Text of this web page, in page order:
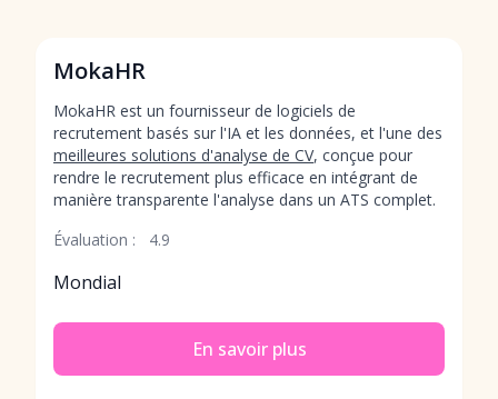
MokaHR
MokaHR est un fournisseur de logiciels de
recrutement basés sur l'IA et les données, et l'une des
meilleures solutions d'analyse de CV, conçue pour
rendre le recrutement plus efficace en intégrant de
manière transparente l'analyse dans un ATS complet.
Évaluation :
4.9
Mondial
En savoir plus